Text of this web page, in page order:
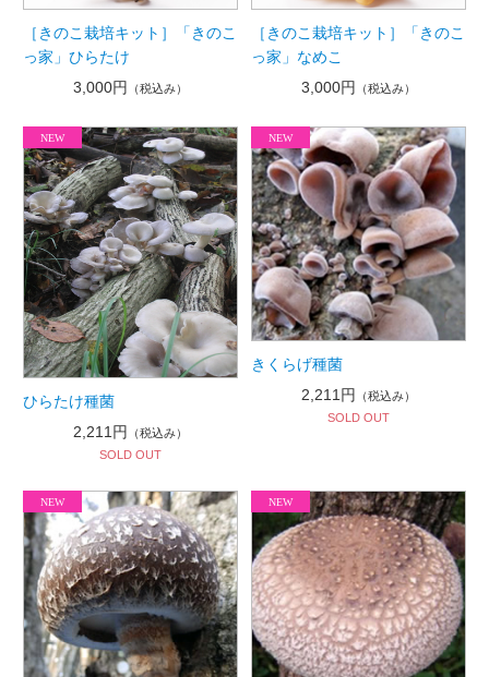
［きのこ栽培キット］「きのこ
っ家」ひらたけ
3,000円 （税込み）
［きのこ栽培キット］「きのこ
っ家」なめこ
3,000円
（税込み）
ひらたけ種菌
2,211円
（税込み）
SOLD OUT
きくらげ種菌
2,211円
（税込み）
SOLD OUT